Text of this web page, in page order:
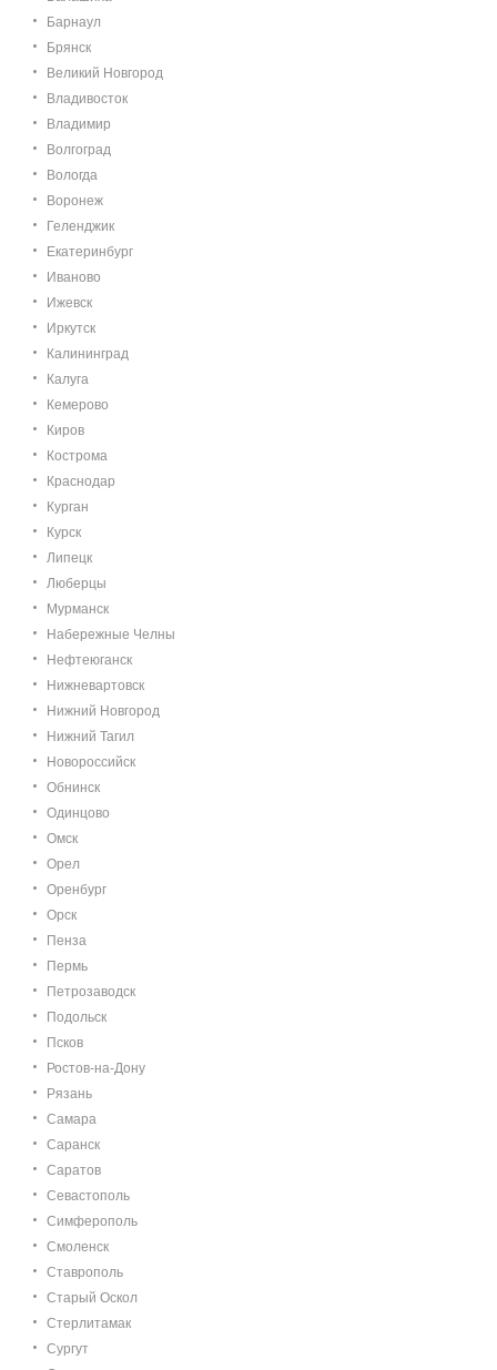
Барнаул
Брянск
Великий Новгород
Владивосток
Владимир
Волгоград
Вологда
Воронеж
Геленджик
Екатеринбург
Иваново
Ижевск
Иркутск
Калининград
Калуга
Кемерово
Киров
Кострома
Краснодар
Курган
Курск
Липецк
Люберцы
Мурманск
Набережные Челны
Нефтеюганск
Нижневартовск
Нижний Новгород
Нижний Тагил
Новороссийск
Обнинск
Одинцово
Омск
Орел
Оренбург
Орск
Пенза
Пермь
Петрозаводск
Подольск
Псков
Ростов-на-Дону
Рязань
Самара
Саранск
Саратов
Севастополь
Симферополь
Смоленск
Ставрополь
Старый Оскол
Стерлитамак
Сургут